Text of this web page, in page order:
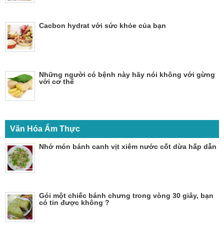
Cacbon hydrat với sức khỏe của bạn
Những người có bệnh này hãy nói không với gừng
với cơ thể
Văn Hóa Ẩm Thực
Nhớ món bánh canh vịt xiêm nước cốt dừa hấp dẫn
Gói một chiếc bánh chưng trong vòng 30 giây, bạn
có tin được không ?